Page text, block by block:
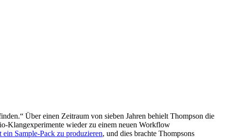
Über einen Zeitraum von sieben Jahren behielt Thompson die
Klangexperimente wieder zu einem neuen Workflow
ein Sample-Pack zu produzieren, und dies brachte Thompsons